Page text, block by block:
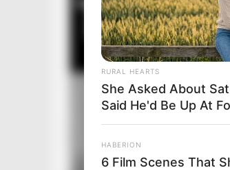
RURAL HEARTS
She Asked About
Said He'd Be Up At
HABERION
6 Film Scenes That